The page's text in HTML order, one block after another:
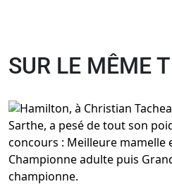
SUR LE MÊME